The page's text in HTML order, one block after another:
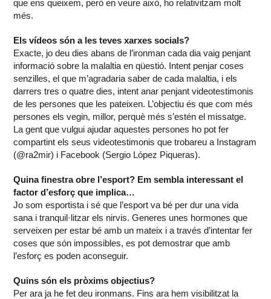
que ens queixem, però en veure això, ho relativitzam molt
més.
Els vídeos són a les teves xarxes socials?
Exacte, jo deu dies abans de l’ironman cada dia vaig penjant
informació sobre la malaltia en qüestió. Intent penjar coses
senzilles, el que m’agradaria saber de cada malaltia, i els
darrers tres o quatre dies, intent anar penjant video­testimonis
de les persones que les pateixen. L’objectiu és que com més
persones els vegin, millor, perquè més s’estén el missatge.
La gent que vulgui ajudar aquestes persones ho pot fer
compartint els seus videotestimonis que trobareu a Instagram
(@ra2mir) i Facebook (Sergio López Piqueras).
Quina finestra obre l’esport? Em sembla interessant el
factor d’esforç que implica…
Jo som esportista i sé que l’esport va bé per dur una vida
sana i tranquil·litzar els nirvis. Generes unes hormones que
serveixen per estar bé amb un mateix i a través d’intentar fer
coses que són impossibles, es pot demostrar que amb
l’esforç es poden aconseguir.
Quins són els pròxims objectius?
Per ara ja he fet deu ironmans. Fins ara hem visibilitzat la